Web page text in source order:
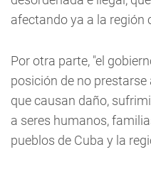
afectando ya a la región
Por otra parte, "el
posición de no
que causan daño,
a seres humanos,
pueblos de Cuba y la